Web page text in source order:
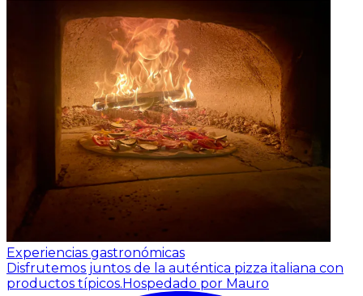
Experiencias gastronómicas
Disfrutemos juntos de la auténtica pizza italiana con
productos típicos.Hospedado por Mauro